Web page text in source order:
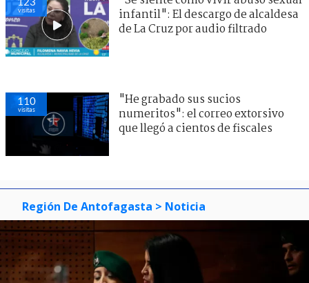
visitas
infantil": El descargo de alcaldesa
de La Cruz por audio filtrado
110
visitas
"He grabado sus sucios
numeritos": el correo extorsivo
que llegó a cientos de fiscales
Región De Antofagasta > Noticia